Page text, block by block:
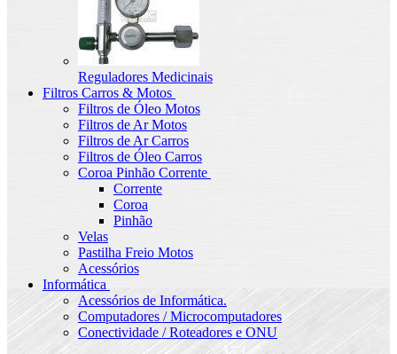
Reguladores Medicinais
Filtros Carros & Motos
Filtros de Óleo Motos
Filtros de Ar Motos
Filtros de Ar Carros
Filtros de Óleo Carros
Coroa Pinhão Corrente
Corrente
Coroa
Pinhão
Velas
Pastilha Freio Motos
Acessórios
Informática
Acessórios de Informática.
Computadores / Microcomputadores
Conectividade / Roteadores e ONU